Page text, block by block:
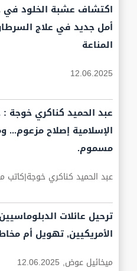
اكتشاف عشبة الخلود في
أمل جديد في علاج
المناعة
12.06.2025
عبد الحميد كناكري خوجة
الإسلامية إصلاح
مسموم.
عبد الحميد كناكري خوجة|كاتب
ترحيل عائلات
الأمريكيين, تهويل أم
ميخائيل عوض, 12.06.2025